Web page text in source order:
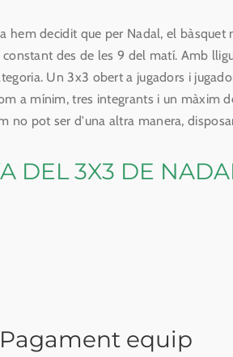
hem decidit que per Nadal, el bàsquet
constant des de les 9 del matí. Amb
Un 3x3 obert a jugadors i
a mínim, tres integrants i un màxim
no pot ser d'una altra manera,
DEL 3X3 DE
equip